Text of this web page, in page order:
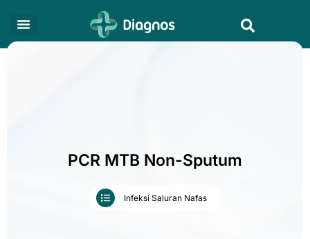
content
PCR MTB Non-Sputum
Infeksi Saluran Nafas